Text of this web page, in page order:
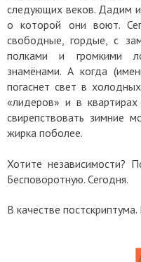
следующих веков. Дадим
о которой они воют.
свободные, гордые, с
полками и громкими
знамёнами. А когда
погаснет свет в
«лидеров» и в
свирепствовать зимние
жирка поболее.
Хотите независимости?
Бесповоротную. Сегодня.
В качестве